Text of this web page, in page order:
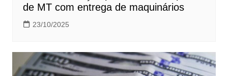
de MT com entrega de maquinários
23/10/2025